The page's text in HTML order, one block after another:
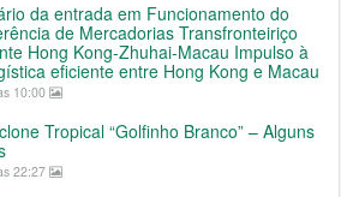
da entrada em Funcionamento do
de Mercadorias Transfronteiriço
Hong Kong-Zhuhai-Macau Impulso à
eficiente entre Hong Kong e Macau
10:00
Tropical “Golfinho Branco” – Alguns
22:27